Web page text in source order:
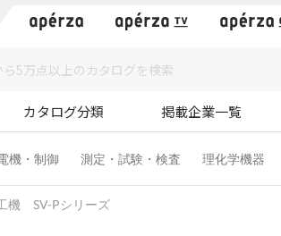
カタログ分類 掲載企業一覧
機・制御 測定・試験・検査 理化学機器
機 SV-Pシリーズ